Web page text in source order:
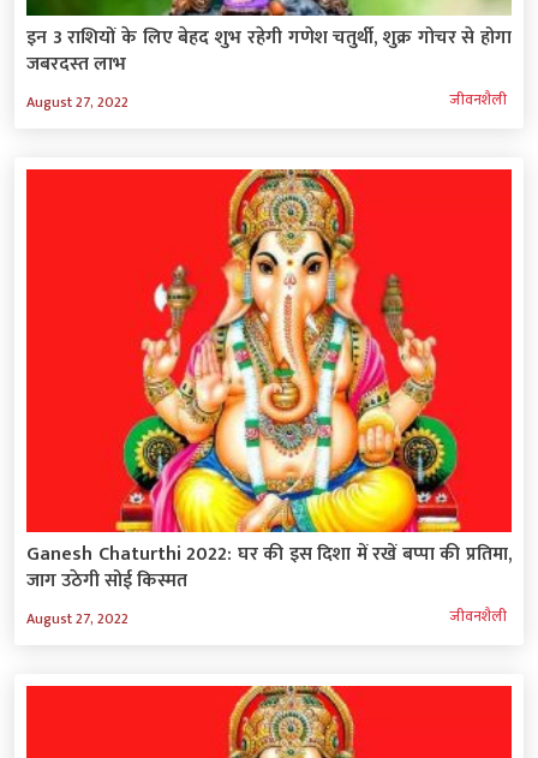
इन 3 राशियों के लिए बेहद शुभ रहेगी गणेश चतुर्थी, शुक्र गोचर से होगा
जबरदस्‍त लाभ
August 27, 2022 जीवनशैली
Ganesh Chaturthi 2022: घर की इस दिशा में रखें बप्‍पा की प्रतिमा,
जाग उठेगी सोई किस्मत
August 27, 2022 जीवनशैली